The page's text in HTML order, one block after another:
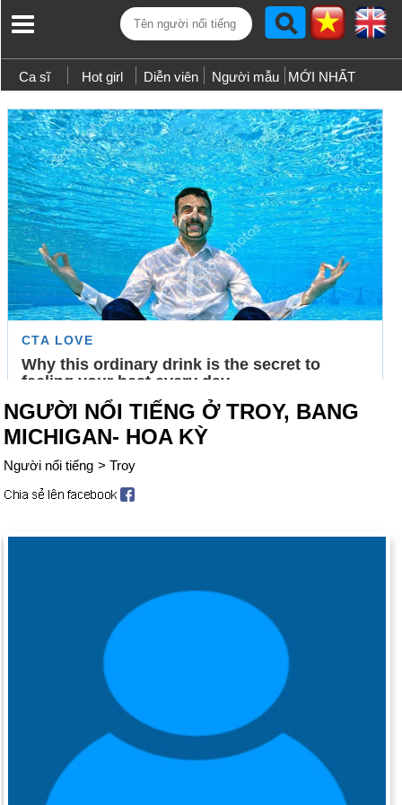
Ca sĩ Hot girl Diễn viên Người mẫu MỚI NHẤT
NGƯỜI NỔI TIẾNG Ở TROY, BANG
MICHIGAN- HOA KỲ
Người nổi tiếng > Troy